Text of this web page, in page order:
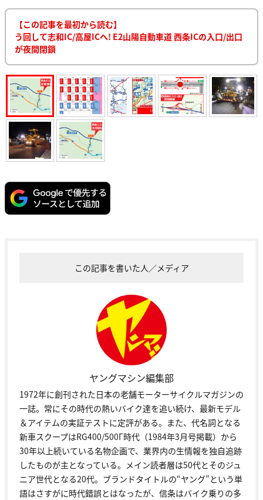
【この記事を最初から読む】
う回して志和IC/高屋ICへ! E2山陽自動車道 西条ICの入口/出口
が夜間閉鎖
この記事を書いた人／メディア
ヤングマシン編集部
1972年に創刊された日本の老舗モーターサイクルマガジンの
一誌。常にその時代の熱いバイク達を追い続け、最新モデル
＆アイテムの実証テストに定評がある。また、代名詞となる
新車スクープはRG400/500Γ時代（1984年3月号掲載）から
30年以上続いている名物企画で、業界内の生情報を独自追跡
したものが主となっている。メイン読者層は50代とそのジュ
ニア世代となる20代。ブランドタイトルの“ヤング”という単
語はさすがに時代錯誤とはなったが、信条はバイク乗りの多